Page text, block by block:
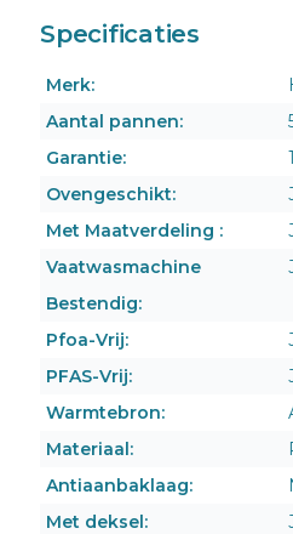
Specificaties
Merk:
Aantal pannen:
Garantie:
Ovengeschikt:
Met Maatverdeling :
Vaatwasmachine
Bestendig:
Pfoa-Vrij:
PFAS-Vrij:
Warmtebron:
Materiaal:
Antiaanbaklaag:
Met deksel: